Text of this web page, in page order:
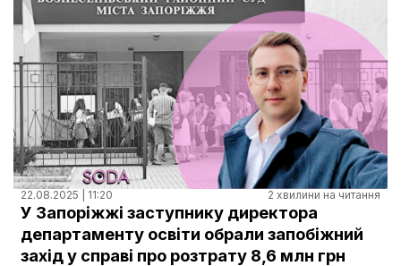
22.08.2025 | 11:20 2 хвилини на читання
У Запоріжжі заступнику директора
департаменту освіти обрали запобіжний
захід у справі про розтрату 8,6 млн грн